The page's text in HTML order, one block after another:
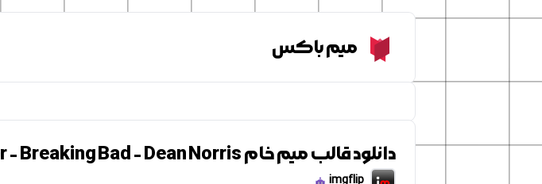
Meme Boxمیم باکس
دانلود قالب میم خام Hank Schrader - Breaking Bad - Dean Norris
imgflip